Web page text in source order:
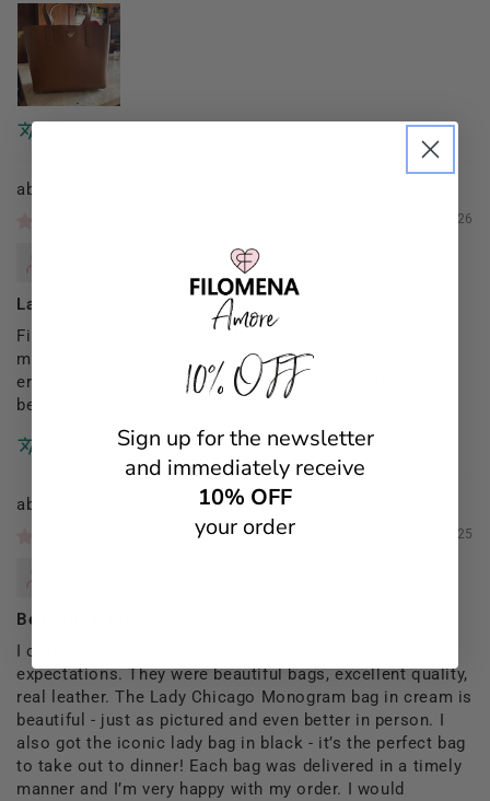
01/03/2026
Lady Capri monogram
Finalmente il mio regalo di Natale (da parte dei figli su
mia indicazione)una borsa x me (le altre acquistate
erano regali x amiche)proprio come la volevo!proprio
bella elegante e pratica!!
Translate review to English
09/13/2025
Beautiful Bags
I ordered 2 bags from Filomena and they exceeded my
expectations. They were beautiful bags, excellent quality,
real leather. The Lady Chicago Monogram bag in cream is
beautiful - just as pictured and even better in person. I
also got the iconic lady bag in black - it’s the perfect bag
to take out to dinner! Each bag was delivered in a timely
manner and I’m very happy with my order. I would
10% OFF
Sign up for the newsletter
and immediately receive
10% OFF
your order